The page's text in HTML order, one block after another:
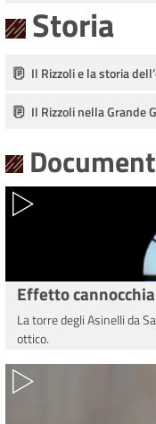
Storia
Il Rizzoli e la storia
Il Rizzoli nella Grande
Effetto
La torre degli Asinelli da
ottico.